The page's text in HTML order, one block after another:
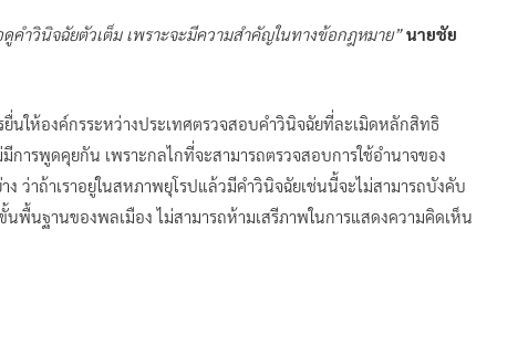
ดูคำวินิจฉัยตัวเต็ม เพราะจะมีความสำคัญในทางข้อกฎหมาย” นายชัย
นให้องค์กรระหว่างประเทศตรวจสอบคำวินิจฉัยที่ละเมิดหลักสิทธิ
ารพูดคุยกัน เพราะกลไกที่จะสามารถตรวจสอบการใช้อำนาจของ
ว่าถ้าเราอยู่ในสหภาพยุโรปแล้วมีคำวินิจฉัยเช่นนี้จะไม่สามารถบังคับ
พื้นฐานของพลเมือง ไม่สามารถห้ามเสรีภาพในการแสดงความคิดเห็น